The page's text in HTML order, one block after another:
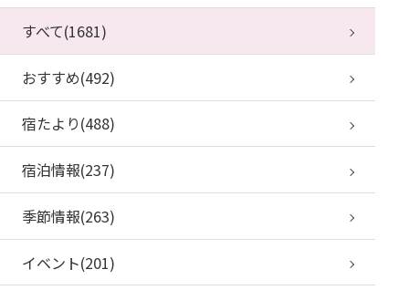
すべて(1681)
おすすめ(492)
宿たより(488)
宿泊情報(237)
季節情報(263)
イベント(201)